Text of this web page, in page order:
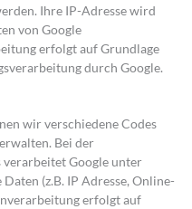
Ihre IP-Adresse wird
von Google
erfolgt auf Grundlage
durch Google.
wir verschiedene Codes
Bei der
verarbeitet Google unter
(z.B. IP Adresse, Online-
erfolgt auf